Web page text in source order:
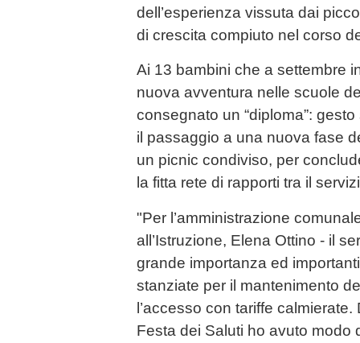
dell’esperienza vissuta dai
di crescita compiuto nel corso
Ai 13 bambini che a settembre
nuova avventura nelle scuole
consegnato un “diploma”:
il passaggio a una nuova fase
un picnic condiviso, per
la fitta rete di rapporti tra il
"Per l’amministrazione
all’Istruzione, Elena Ottino - il
grande importanza ed
stanziate per il mantenimento
l’accesso con tariffe
Festa dei Saluti ho avuto modo